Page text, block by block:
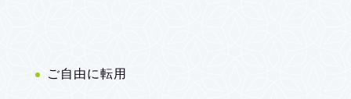
ご自由に転用